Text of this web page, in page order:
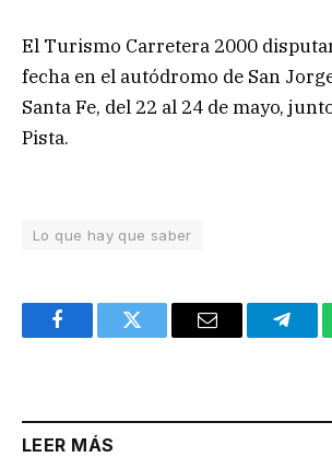
El Turismo Carretera 2000
fecha en el autódromo de San
Santa Fe, del 22 al 24 de mayo,
Pista.
Lo que hay que saber
FacebookTwitter Email
LEER MÁS